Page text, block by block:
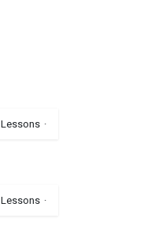
Lessons ·
Lessons ·